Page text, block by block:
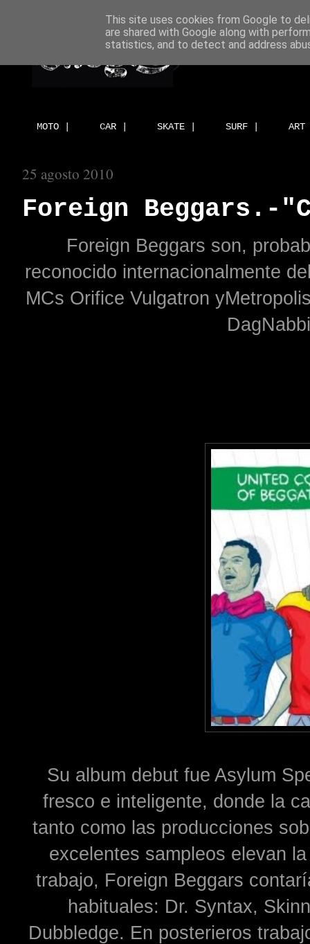
MOTO | CAR | SKATE | SURF |
25 agosto 2010
Foreign Beggars.-
Foreign Beggars son,
reconocido internacionalmente
MCs Orifice Vulgatron
Su album debut fue Asylum
fresco e inteligente, donde la
tanto como las producciones
excelentes sampleos elevan
trabajo, Foreign Beggars
habituales: Dr. Syntax,
Dubbledge. En posterieros
This site uses cookies from Google to
are shared with Google along with
statistics, and to detect and address